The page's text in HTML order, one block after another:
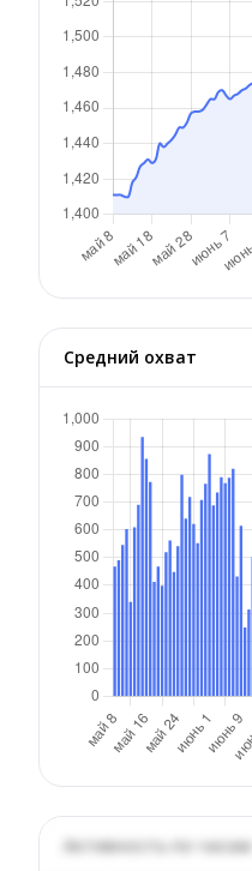
Средний охват
Активность по часам